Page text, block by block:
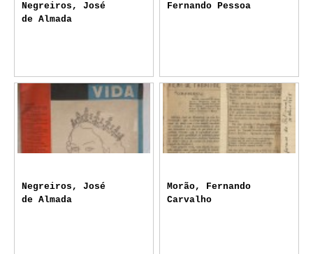
Negreiros, José
de Almada
Fernando Pessoa
Negreiros, José
de Almada
Morão, Fernando
Carvalho